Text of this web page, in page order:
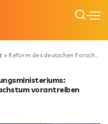
> Reform des deutschen Forschungsministeriums: Innovation und Technologiewachstum vorantreiben
vorantreiben